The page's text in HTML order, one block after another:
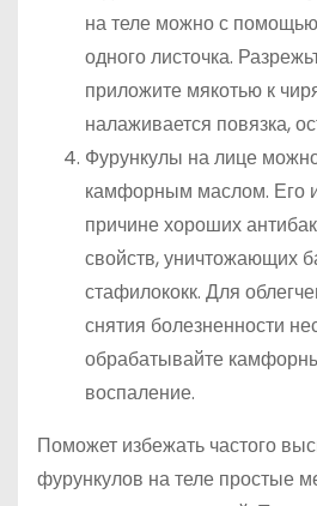
на теле можно с
одного листочка.
приложите мякотью к
налаживается повязка,
Фурункулы на лице
камфорным маслом. Его
причине хороших
свойств, уничтожающих
стафилококк. Для
снятия болезненности
обрабатывайте
воспаление.
Поможет избежать частого
фурункулов на теле простые